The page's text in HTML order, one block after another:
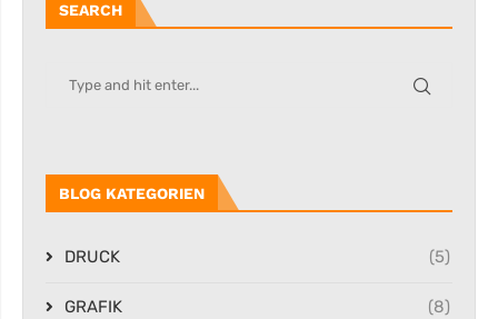
SEARCH
BLOG KATEGORIEN
DRUCK (5)
GRAFIK (8)